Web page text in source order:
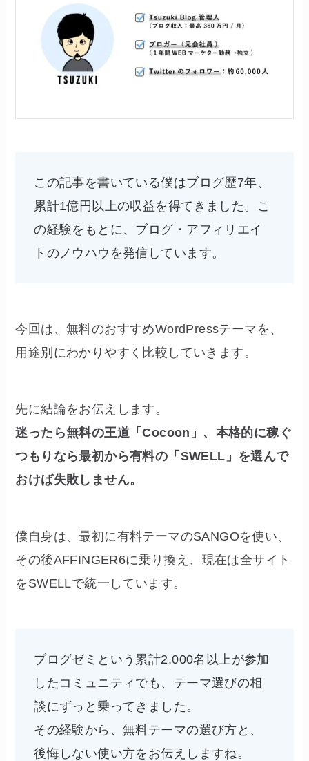
この記事を書いている僕はブログ歴7年、
累計1億円以上の収益を得てきました。こ
の経験をもとに、ブログ・アフィリエイ
トのノウハウを発信しています。
今回は、無料のおすすめWordPressテーマを、
用途別にわかりやすく比較していきます。
先に結論をお伝えします。
迷ったら無料の王道「Cocoon」、本格的に稼ぐ
つもりなら最初から有料の「SWELL」を選んで
おけば失敗しません。
僕自身は、最初に有料テーマのSANGOを使い、
その後AFFINGER6に乗り換え、現在は全サイト
をSWELLで統一しています。
ブログゼミという累計2,000名以上が参加
したコミュニティでも、テーマ選びの相
談にずっと乗ってきました。
その経験から、無料テーマの選び方と、
後悔しない使い方をお伝えしますね。